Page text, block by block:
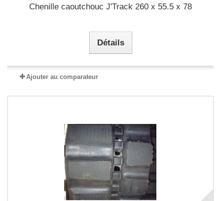
Chenille caoutchouc J'Track 260 x 55.5 x 78
Détails
Ajouter au comparateur